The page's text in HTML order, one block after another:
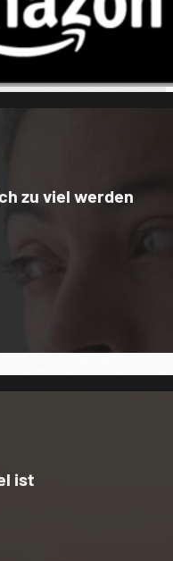
zu viel werden
ist